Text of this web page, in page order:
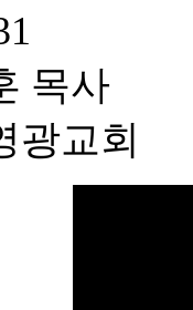
목사
광교회